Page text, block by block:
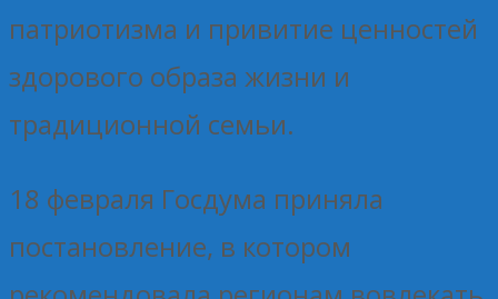
патриотизма и привитие ценностей
здорового образа жизни и
традиционной семьи.
18 февраля Госдума приняла
постановление, в котором